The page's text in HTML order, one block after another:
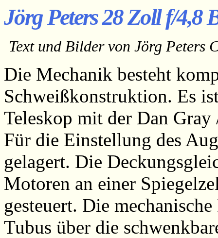
Jörg Peters 28 Zoll f/4,8
Text und Bilder von Jörg Peters
Die Mechanik besteht
Schweißkonstruktion. Es
Teleskop mit der Dan
Für die Einstellung des
gelagert. Die
Motoren an einer
gesteuert. Die
Tubus über die